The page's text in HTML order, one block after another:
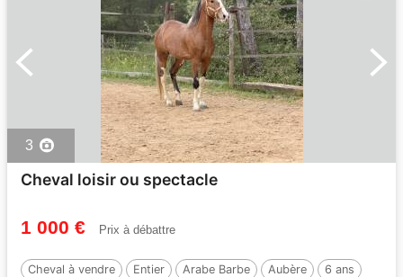
3
Cheval loisir ou spectacle
1 000 € Prix à débattre
Cheval à vendre Entier Arabe Barbe Aubère 6 ans